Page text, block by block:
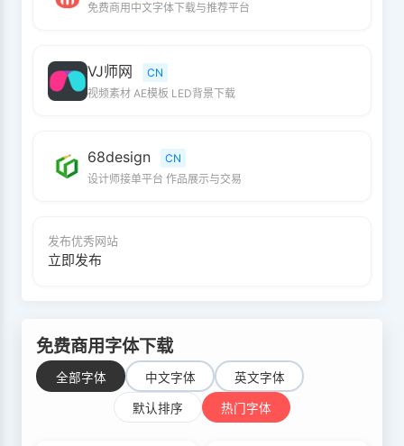
免费商用中文字体下载与推荐平台
VJ师网
CN
视频素材 AE模板 LED背景下载
68design
CN
设计师接单平台 作品展示与交易
发布优秀网站
立即发布
免费商用字体下载
全部字体 中文字体 英文字体
默认排序 热门字体